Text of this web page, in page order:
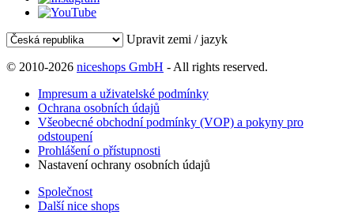
Upravit zemi / jazyk
© 2010-2026 niceshops GmbH - All rights reserved.
Impresum a uživatelské podmínky
Ochrana osobních údajů
Všeobecné obchodní podmínky (VOP) a pokyny pro
odstoupení
Prohlášení o přístupnosti
Nastavení ochrany osobních údajů
Společnost
Další nice shops